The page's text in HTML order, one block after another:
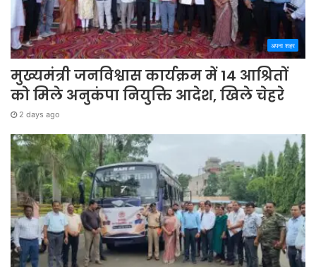
अपना शहर
मुख्यमंत्री जनविश्वास कार्यक्रम में 14 आश्रितों
को मिले अनुकंपा नियुक्ति आदेश, खिले चेहरे
2 days ago